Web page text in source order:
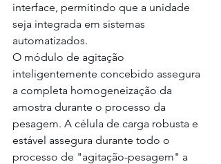
interface, permitindo que a unidade
seja integrada em sistemas
automatizados.
O módulo de agitação
inteligentemente concebido assegura
a completa homogeneização da
amostra durante o processo da
pesagem. A célula de carga robusta e
estável assegura durante todo o
processo de "agitação-pesagem" a